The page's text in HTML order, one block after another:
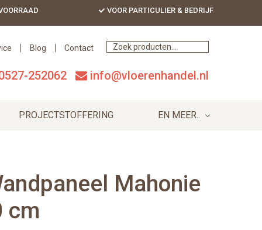
VOOR PARTICULIER & BEDRIJF
Blog Contact
252062 info@vloerenhandel.nl
PROJECTSTOFFERING EN MEER..
Mahonie
cm